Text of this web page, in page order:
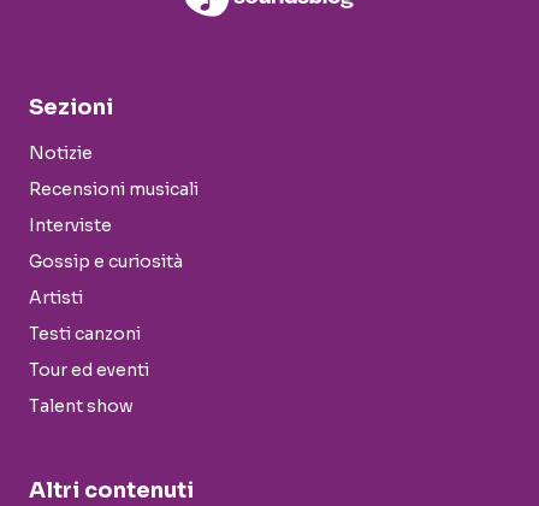
Sezioni
Notizie
Recensioni musicali
Interviste
Gossip e curiosità
Artisti
Testi canzoni
Tour ed eventi
Talent show
Altri contenuti